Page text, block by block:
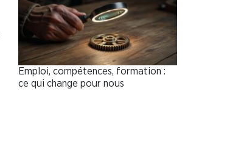
Emploi, compétences, formation :
ce qui change pour nous